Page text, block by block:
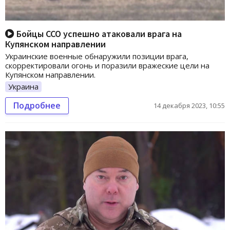
Бойцы ССО успешно атаковали врага на
Купянском направлении
Украинские военные обнаружили позиции врага,
скорректировали огонь и поразили вражеские цели на
Купянском направлении.
Украина
Подробнее 14 декабря 2023, 10:55